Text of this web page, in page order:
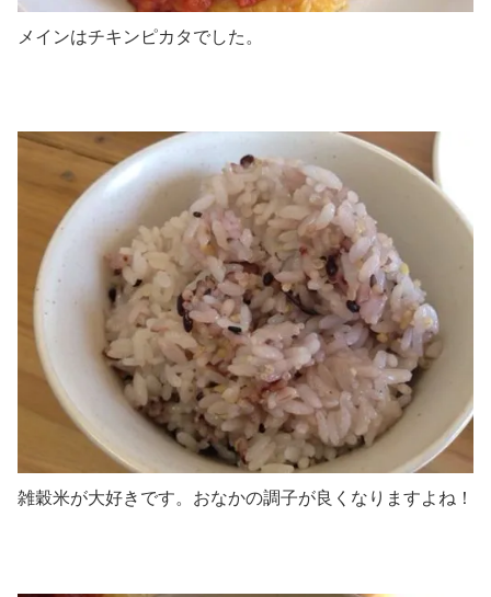
メインはチキンピカタでした。
雑穀米が大好きです。おなかの調子が良くなりますよね！